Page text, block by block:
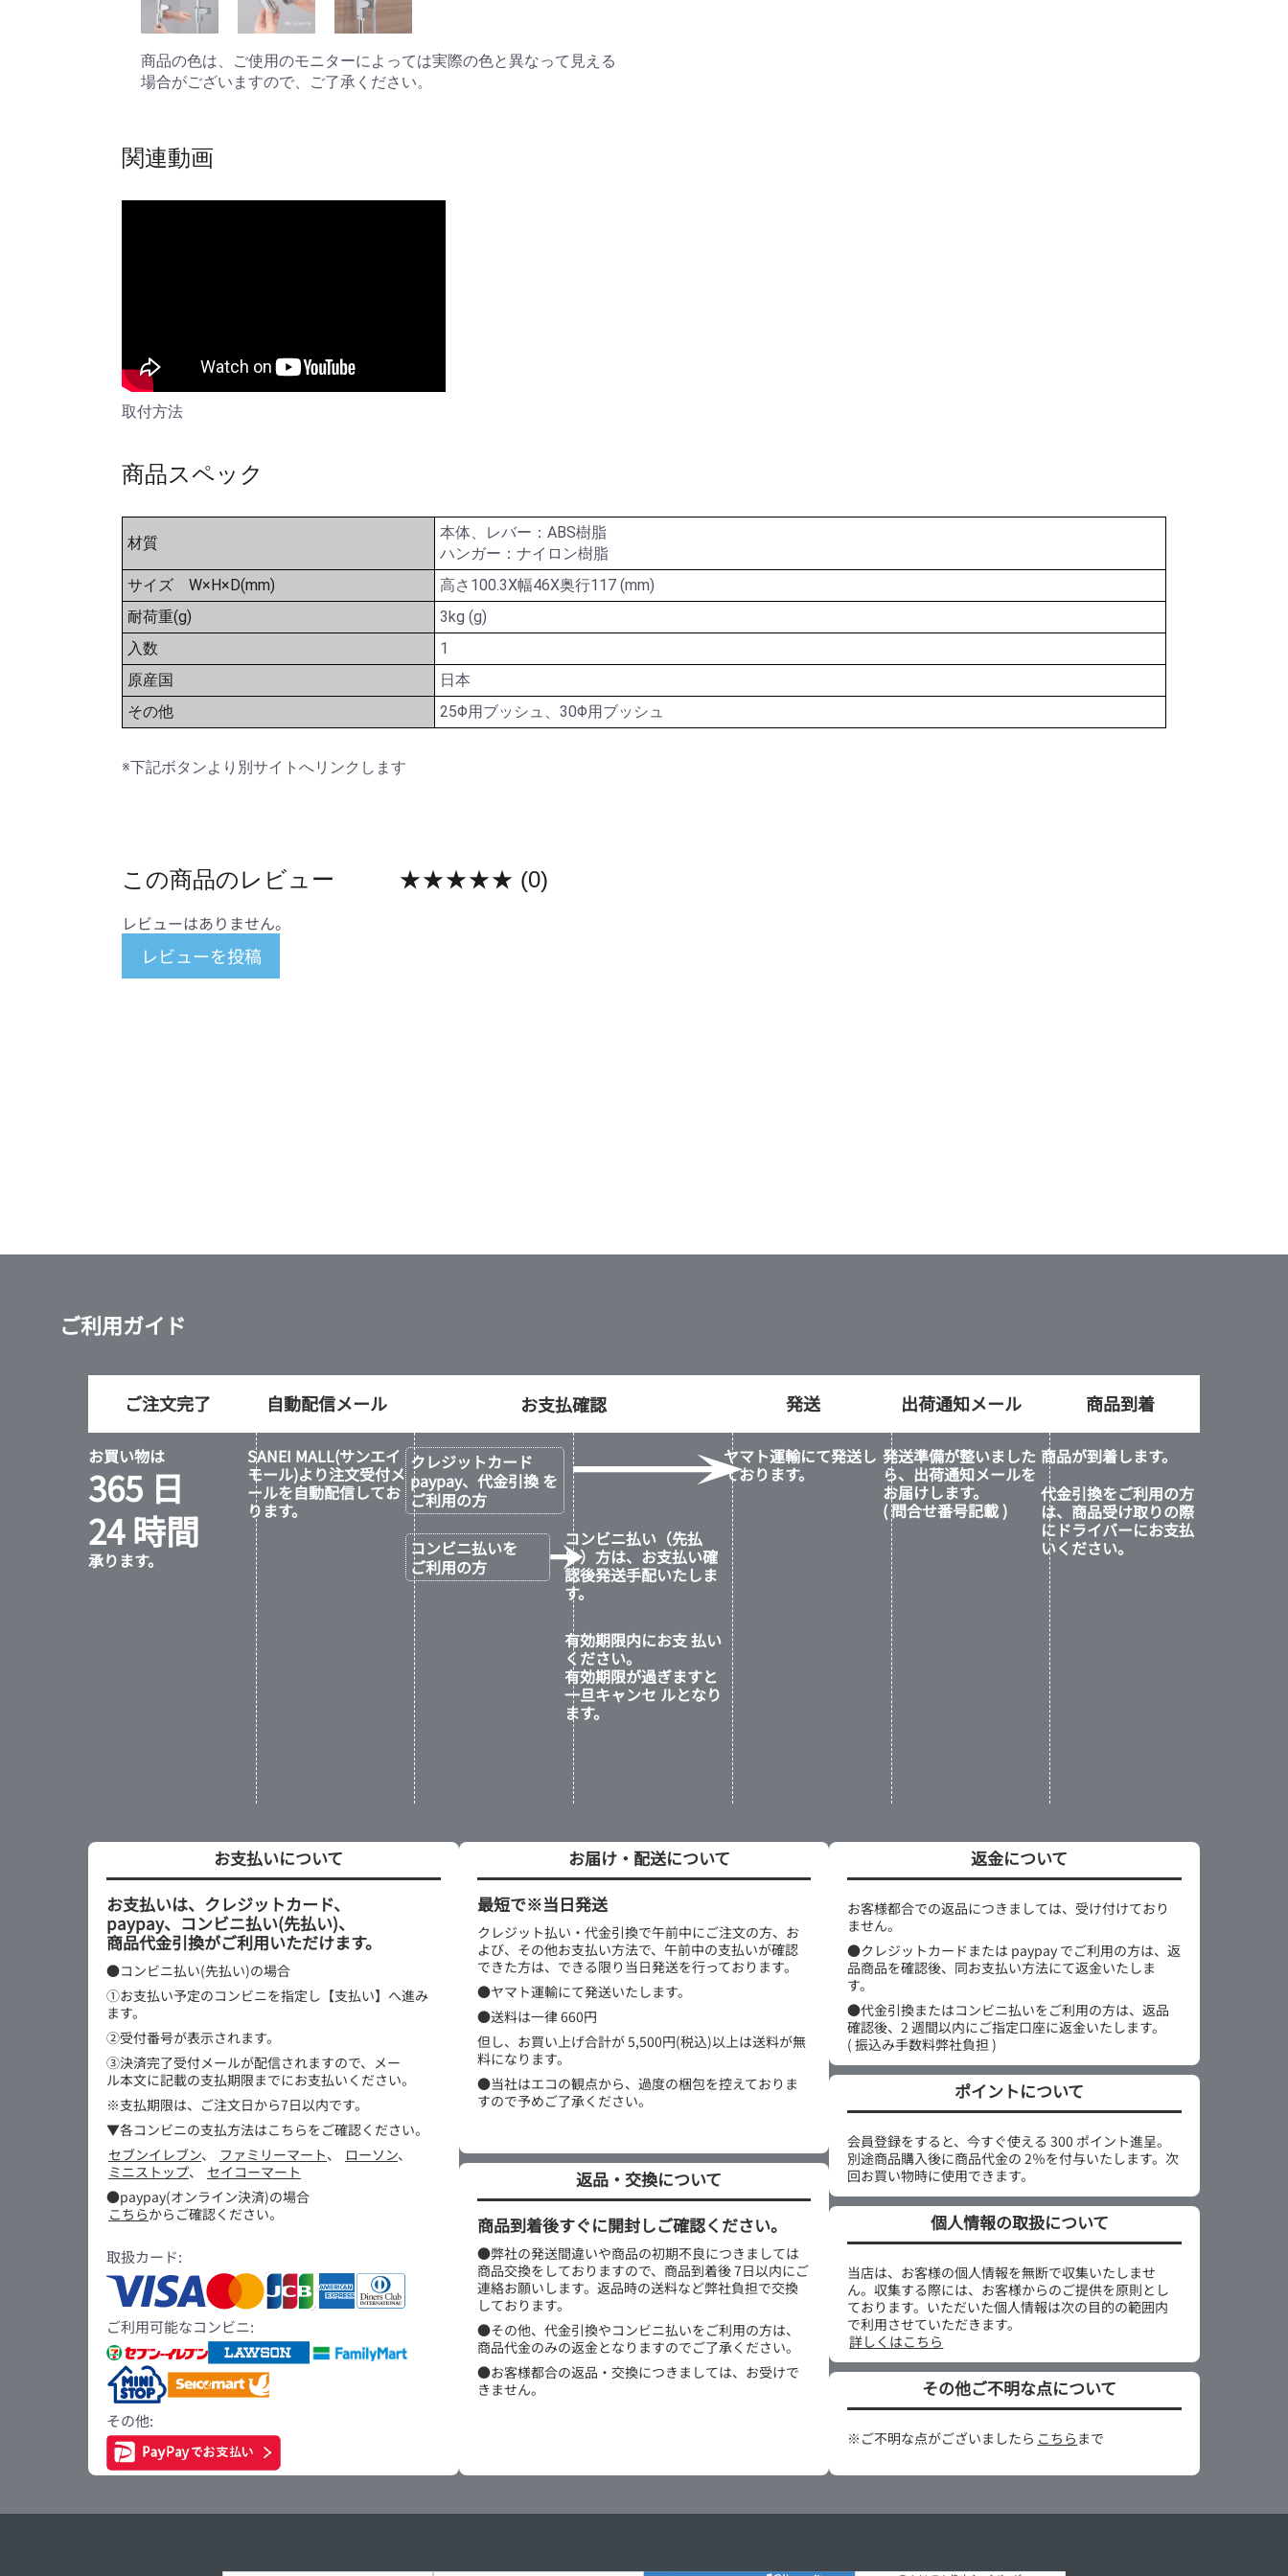
商品の色は、ご使用のモニターによっては実際の色と異なって見える
場合がございますので、ご了承ください。
関連動画
取付方法
商品スペック
材質
本体、レバー：ABS樹脂
ハンガー：ナイロン樹脂
サイズ W×H×D(mm)
高さ100.3X幅46X奥行117 (mm)
耐荷重(g)
3kg (g)
入数
1
原産国
日本
その他
25Φ用ブッシュ、30Φ用ブッシュ
※下記ボタンより別サイトへリンクします
この商品のレビュー ★★★★★ (0)
レビューはありません。
レビューを投稿
ご利用ガイド
ご注文完了
お買い物は
365 日
24 時間
承ります。
自動配信メール
SANEI MALL(サンエイ
モール)より注文受付メ
ールを自動配信してお
ります。
クレジットカード
paypay、代金引換 を
ご利用の方
コンビニ払いを
ご利用の方
コンビニ払い（先払
い）方は、お支払い確
認後発送手配いたしま
す。
有効期限内にお支 払い
ください。
有効期限が過ぎますと
一旦キャンセ ルとなり
ます。
発送
ヤマト運輸にて発送し
ております。
出荷通知メール
発送準備が整いました
ら、出荷通知メールを
お届けします。
( 問合せ番号記載 )
商品到着
商品が到着します。
代金引換をご利用の方
は、商品受け取りの際
にドライバーにお支払
いください。
お支払いについて
お支払いは、クレジットカード、
paypay、コンビニ払い(先払い)、
商品代金引換がご利用いただけます。
●コンビニ払い(先払い)の場合
①お支払い予定のコンビニを指定し【支払い】へ進み
ます。
②受付番号が表示されます。
③決済完了受付メールが配信されますので、メー
ル本文に記載の支払期限までにお支払いください。
※支払期限は、ご注文日から7日以内です。
▼各コンビニの支払方法はこちらをご確認ください。
セブンイレブン、 ファミリーマート、 ローソン、
ミニストップ、
セイコーマート
●paypay(オンライン決済)の場合
こちらからご確認ください。
取扱カード:
ご利用可能なコンビニ:
その他:
お届け・配送について
最短で※当日発送
クレジット払い・代金引換で午前中にご注文の方、お
よび、その他お支払い方法で、午前中の支払いが確認
できた方は、できる限り当日発送を行っております。
●ヤマト運輸にて発送いたします。
●送料は一律 660円
但し、お買い上げ合計が 5,500円(税込)以上は送料が無
料になります。
●当社はエコの観点から、過度の梱包を控えておりま
すので予めご了承ください。
返品・交換について
商品到着後すぐに開封しご確認ください。
●弊社の発送間違いや商品の初期不良につきましては
商品交換をしておりますので、商品到着後 7日以内にご
連絡お願いします。返品時の送料など弊社負担で交換
しております。
●その他、代金引換やコンビニ払いをご利用の方は、
商品代金のみの返金となりますのでご了承ください。
●お客様都合の返品・交換につきましては、お受けで
きません。
返金について
お客様都合での返品につきましては、受け付けており
ません。
●クレジットカードまたは paypay でご利用の方は、返
品商品を確認後、同お支払い方法にて返金いたしま
す。
●代金引換またはコンビニ払いをご利用の方は、返品
確認後、2 週間以内にご指定口座に返金いたします。
( 振込み手数料弊社負担 )
ポイントについて
会員登録をすると、今すぐ使える 300 ポイント進呈。
別途商品購入後に商品代金の 2％を付与いたします。次
回お買い物時に使用できます。
個人情報の取扱について
当店は、お客様の個人情報を無断で収集いたしませ
ん。収集する際には、お客様からのご提供を原則とし
ております。いただいた個人情報は次の目的の範囲内
で利用させていただきます。
詳しくはこちら
その他ご不明な点について
※ご不明な点がございましたら こちら まで